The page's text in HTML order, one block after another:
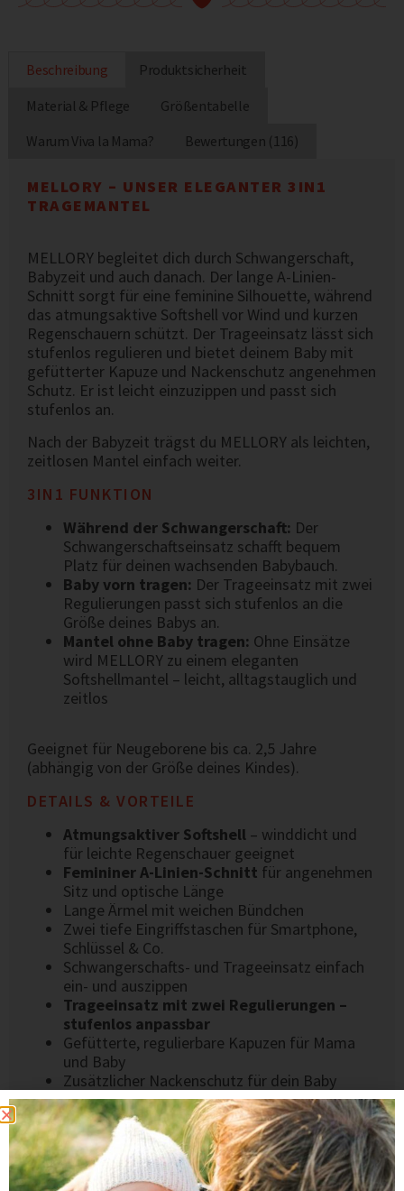
Beschreibung
Produktsicherheit
Material & Pflege
Größentabelle
Warum Viva la Mama?
Bewertungen (116)
MELLORY – UNSER ELEGANTER 3IN1
TRAGEMANTEL
MELLORY begleitet dich durch Schwangerschaft,
Babyzeit und auch danach. Der lange A-Linien-
Schnitt sorgt für eine feminine Silhouette, während
das atmungsaktive Softshell vor Wind und kurzen
Regenschauern schützt. Der Trageeinsatz lässt sich
stufenlos regulieren und bietet deinem Baby mit
gefütterter Kapuze und Nackenschutz angenehmen
Schutz. Er ist leicht einzuzippen und passt sich
stufenlos an.
Nach der Babyzeit trägst du MELLORY als leichten,
zeitlosen Mantel einfach weiter.
3IN1 FUNKTION
Während der Schwangerschaft: Der
Schwangerschaftseinsatz schafft bequem
Platz für deinen wachsenden Babybauch.
Baby vorn tragen: Der Trageeinsatz mit zwei
Regulierungen passt sich stufenlos an die
Größe deines Babys an.
Mantel ohne Baby tragen: Ohne Einsätze
wird MELLORY zu einem eleganten
Softshellmantel – leicht, alltagstauglich und
zeitlos
Geeignet für Neugeborene bis ca. 2,5 Jahre
(abhängig von der Größe deines Kindes).
DETAILS & VORTEILE
Atmungsaktiver Softshell – winddicht und
für leichte Regenschauer geeignet
Femininer A-Linien-Schnitt für angenehmen
Sitz und optische Länge
Lange Ärmel mit weichen Bündchen
Zwei tiefe Eingriffstaschen für Smartphone,
Schlüssel & Co.
Schwangerschafts- und Trageeinsatz einfach
ein- und auszippen
Trageeinsatz mit zwei Regulierungen –
stufenlos anpassbar
Gefütterte, regulierbare Kapuzen für Mama
und Baby
Zusätzlicher Nackenschutz für dein Baby
Druckknopf oben am Trageeinsatz – zum
offenen oder geschlossenen Tragen am
Kragen
2-Wege-Reißverschlüssefür mehr
Bewegungsfreiheit